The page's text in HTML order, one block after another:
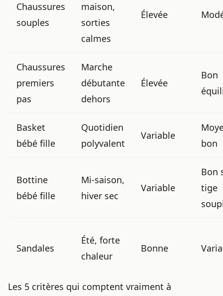
Chaussures
souples
maison,
sorties
calmes
Élevée
Chaussures
premiers
pas
Marche
débutante
dehors
Élevée
Bon
Basket
bébé fille
Quotidien
polyvalent
Variable
bon
Bottine
bébé fille
Mi-saison,
hiver sec
Variable
Bon
tige
Sandales
Été, forte
chaleur
Bonne
Les 5 critères qui comptent vraiment à